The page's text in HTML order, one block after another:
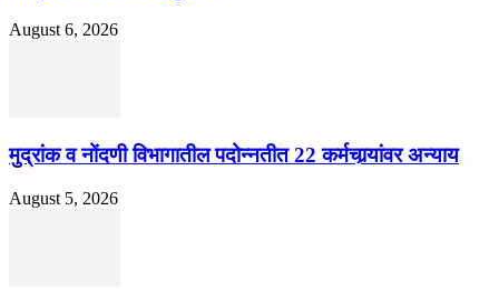
August 6, 2026
मुद्रांक व नोंदणी विभागातील पदोन्नतीत 22 कर्मचार्‍यांवर अन्याय
August 5, 2026